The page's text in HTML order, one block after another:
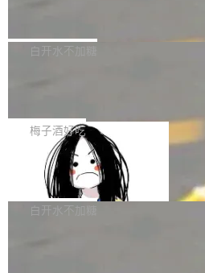
获配9...
题，该问题可能导致在旧版 Linux 内核
P）！这一里程碑不仅标志着 Fluss 迈
长期停止内容更新，未能实现其作为
提交的编辑请求也长期处于待处理状
pedia 于去年底上线，定位为由人工智
容的百科平台，被马斯克视为传统众
维基百科的替代方案。Lawfare 调查
热门页面还是低关注度页面，均未出
白开水不加糖
是这样的：配 MessageSource 的
声明 LocaleResolver、注册
erceptor…五六步之后才能看到第一
本。 Solon 换了个方式。整个 i18n
梅子酒好吃
Apache Doris 4.1 全面增强
支持 UPDATE、MERGE INTO
erg V3
Apache Doris 4.1 要补齐的，正是缺
半。在已有查询能力的基础上，Doris
白开水不加糖